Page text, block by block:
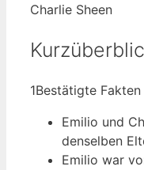
Charlie Sheen
1Bestätigte Fakten
Emilio und
denselben
Emilio war